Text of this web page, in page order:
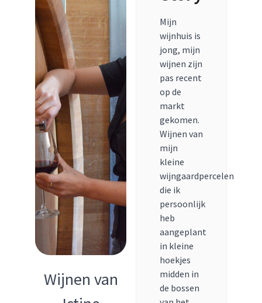
Wijnen van
Mijn
wijnhuis is
jong, mijn
wijnen zijn
pas recent
op de
markt
gekomen.
Wijnen van
mijn
kleine
wijngaardpercelen
die ik
persoonlijk
heb
aangeplant
in kleine
hoekjes
midden in
de bossen